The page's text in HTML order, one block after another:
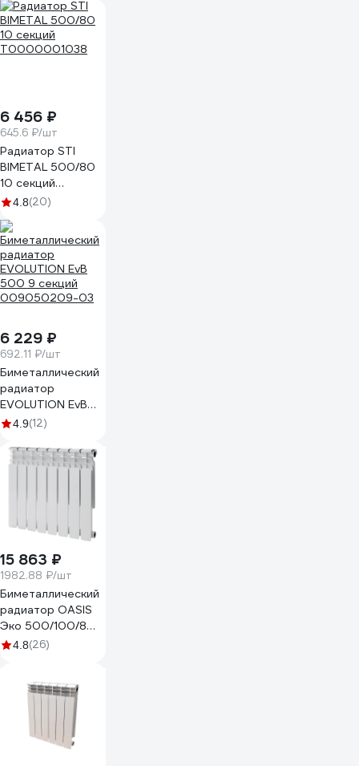
Т0000001176
6 456 ₽
645.6 ₽/шт
Радиатор STI
BIMETAL 500/80
10 секций
Т0000001038
4.8(20)
6 229 ₽
692.11 ₽/шт
Биметаллический
радиатор
EVOLUTION EvВ
500 9 секций
4.9(12)
15 863 ₽
1982.88 ₽/шт
Биметаллический
радиатор OASIS
Эко 500/100/8
4640039487227
4.8(26)